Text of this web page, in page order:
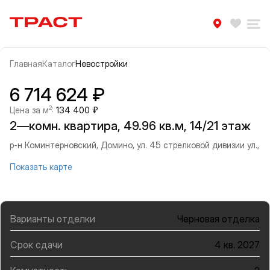
Траст | Служба недвижимости
ГлавнаяКаталогНовостройки
Информация об объекте
Галерея
6 714 624 ₽
Цена за м2: 134 400 ₽
2—комн. квартира, 49.96 кв.м, 14/21 этаж
р-н Коминтерновский, Домино, ул. 45 стрелковой дивизии ул.,
Показать карте
Варианты отделки Черновая отделка
Срок сдачи 4 кв. 2027